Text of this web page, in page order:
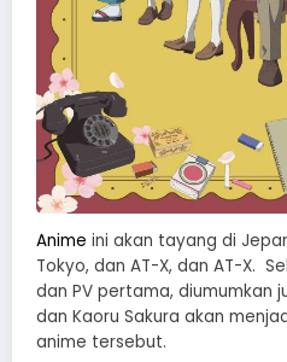
Anime ini akan tayang di
Tokyo, dan AT-X, dan AT-X.
dan PV pertama, diumumkan
dan Kaoru Sakura akan
anime tersebut.